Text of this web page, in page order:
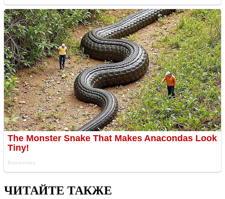
ЧИТАЙТЕ ТАКЖЕ